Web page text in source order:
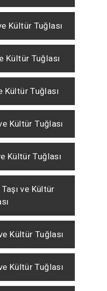
Kültür Tuğlası
Kültür Tuğlası
Kültür Tuğlası
Kültür Tuğlası
Kültür Tuğlası
ve Kültür
Kültür Tuğlası
Kültür Tuğlası